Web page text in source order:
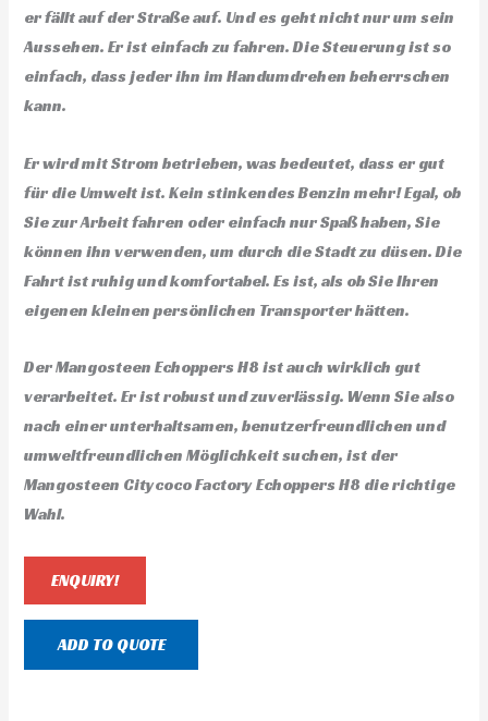
er fällt auf der Straße auf. Und es geht nicht nur um sein
Aussehen. Er ist einfach zu fahren. Die Steuerung ist so
einfach, dass jeder ihn im Handumdrehen beherrschen
kann.
Er wird mit Strom betrieben, was bedeutet, dass er gut
für die Umwelt ist. Kein stinkendes Benzin mehr! Egal, ob
Sie zur Arbeit fahren oder einfach nur Spaß haben, Sie
können ihn verwenden, um durch die Stadt zu düsen. Die
Fahrt ist ruhig und komfortabel. Es ist, als ob Sie Ihren
eigenen kleinen persönlichen Transporter hätten.
Der Mangosteen Echoppers H8 ist auch wirklich gut
verarbeitet. Er ist robust und zuverlässig. Wenn Sie also
nach einer unterhaltsamen, benutzerfreundlichen und
umweltfreundlichen Möglichkeit suchen, ist der
Mangosteen Citycoco Factory Echoppers H8 die richtige
Wahl.
ENQUIRY!
ADD TO QUOTE